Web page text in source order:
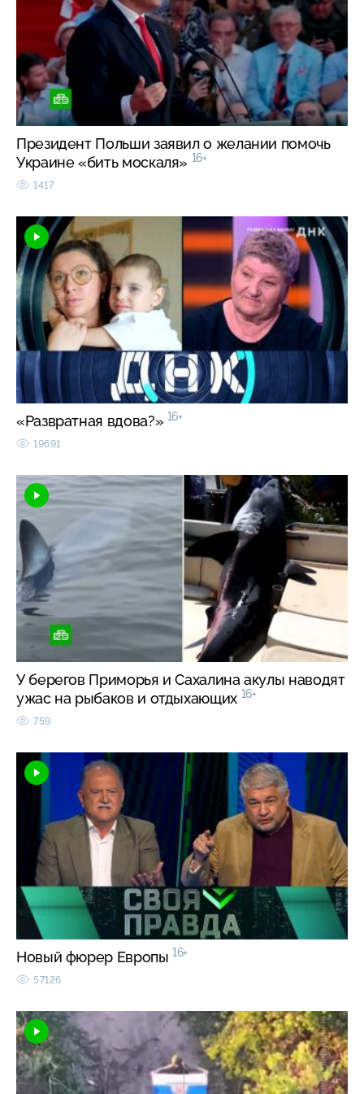
Президент Польши заявил о желании помочь
Украине «бить москаля» 16+
1417
«Развратная вдова?» 16+
19691
У берегов Приморья и Сахалина акулы наводят
ужас на рыбаков и отдыхающих 16+
759
Новый фюрер Европы 16+
57126